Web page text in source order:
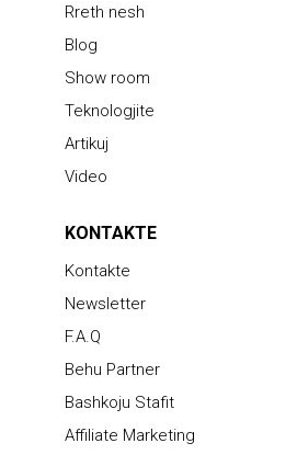
Rreth nesh
Blog
Show room
Teknologjite
Artikuj
Video
KONTAKTE
Kontakte
Newsletter
F.A.Q
Behu Partner
Bashkoju Stafit
Affiliate Marketing